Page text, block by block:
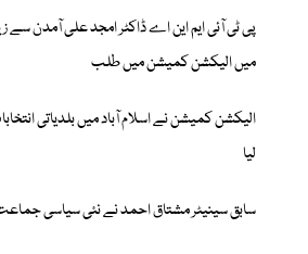
پی ٹی آئی ایم این اے ڈاکٹر امجد علی آمدن سے
میں الیکشن کمیشن میں طلب
الیکشن کمیشن نے اسلام آباد میں بلدیاتی
لیا
سابق سینیٹر مشتاق احمد نے نئی سیاسی جماعت